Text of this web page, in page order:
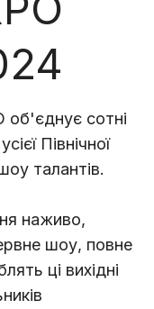
об'єднує сотні
Північної
талантів.
наживо,
шоу, повне
ці вихідні